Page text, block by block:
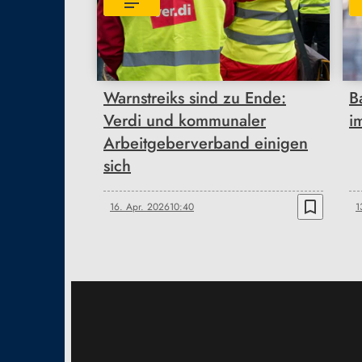
Warnstreiks sind zu Ende:
Verdi und kommunaler
Arbeitgeberverband einigen
sich
16. Apr. 202610:40 bookmark_border